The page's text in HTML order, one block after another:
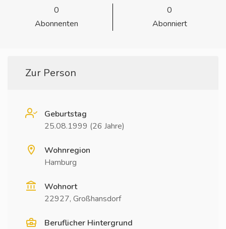
0
Abonnenten
0
Abonniert
Zur Person
Geburtstag
25.08.1999 (26 Jahre)
Wohnregion
Hamburg
Wohnort
22927, Großhansdorf
Beruflicher Hintergrund